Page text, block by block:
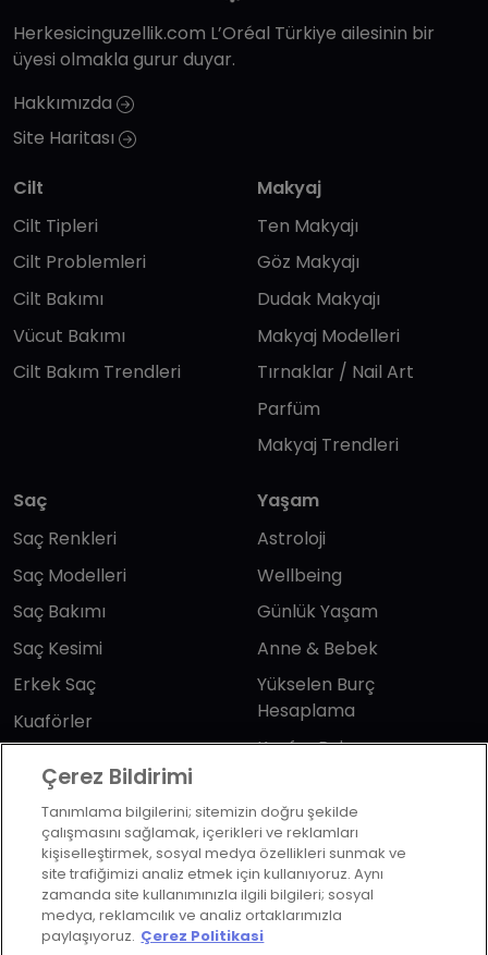
Herkesicinguzellik.com L’Oréal Türkiye ailesinin bir
üyesi olmakla gurur duyar.
Hakkımızda
Site Haritası
Cilt
Cilt Tipleri
Cilt Problemleri
Cilt Bakımı
Vücut Bakımı
Cilt Bakım Trendleri
Makyaj
Ten Makyajı
Göz Makyajı
Dudak Makyajı
Makyaj Modelleri
Tırnaklar / Nail Art
Parfüm
Makyaj Trendleri
Saç
Saç Renkleri
Saç Modelleri
Saç Bakımı
Saç Kesimi
Erkek Saç
Kuaförler
Yaşam
Astroloji
Wellbeing
Günlük Yaşam
Anne & Bebek
Yükselen Burç
Hesaplama
Kuafor Bulma
Bizi takip edin
Çerez Bildirimi
Tanımlama bilgilerini; sitemizin doğru şekilde
çalışmasını sağlamak, içerikleri ve reklamları
kişiselleştirmek, sosyal medya özellikleri sunmak ve
site trafiğimizi analiz etmek için kullanıyoruz. Aynı
zamanda site kullanımınızla ilgili bilgileri; sosyal
medya, reklamcılık ve analiz ortaklarımızla
paylaşıyoruz. Çerez Politikasi